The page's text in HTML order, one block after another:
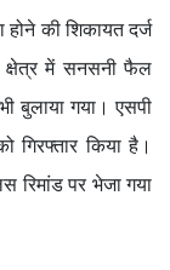
की शिकायत दर्ज
क्षेत्र में सनसनी फैल
बुलाया गया। एसपी
किया है।
रिमांड पर भेजा गया